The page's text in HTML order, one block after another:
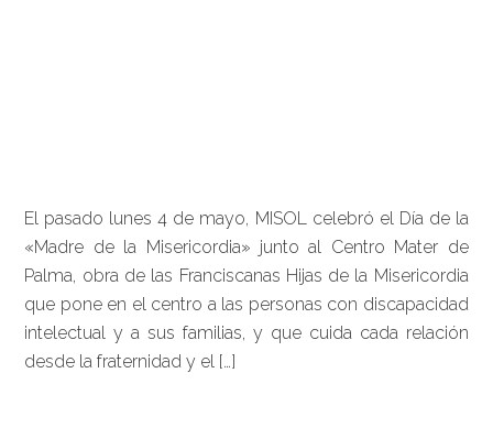
El pasado lunes 4 de mayo, MISOL celebró el Día de la
«Madre de la Misericordia» junto al Centro Mater de
Palma, obra de las Franciscanas Hijas de la Misericordia
que pone en el centro a las personas con discapacidad
intelectual y a sus familias, y que cuida cada relación
desde la fraternidad y el […]